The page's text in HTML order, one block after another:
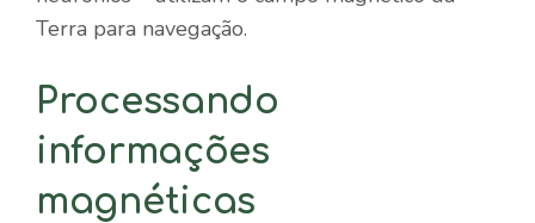
Terra para navegação.
Processando
informações
magnéticas